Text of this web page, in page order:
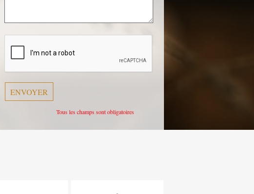
champ
vide.
Tous les champs sont obligatoires